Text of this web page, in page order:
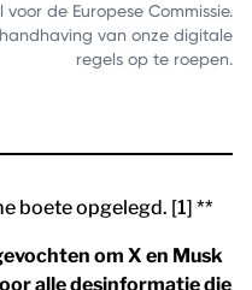
de Europese Commissie.
van onze digitale
regels op te roepen.
boete opgelegd. [1] **
om X en Musk
alle desinformatie die